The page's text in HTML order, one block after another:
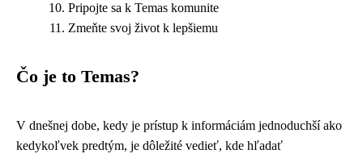
Pripojte sa k Temas komunite
Zmeňte svoj život k lepšiemu
Čo je to Temas?
V dnešnej dobe, kedy je prístup k informáciám jednoduchší ako
kedykoľvek predtým, je dôležité vedieť, kde hľadať